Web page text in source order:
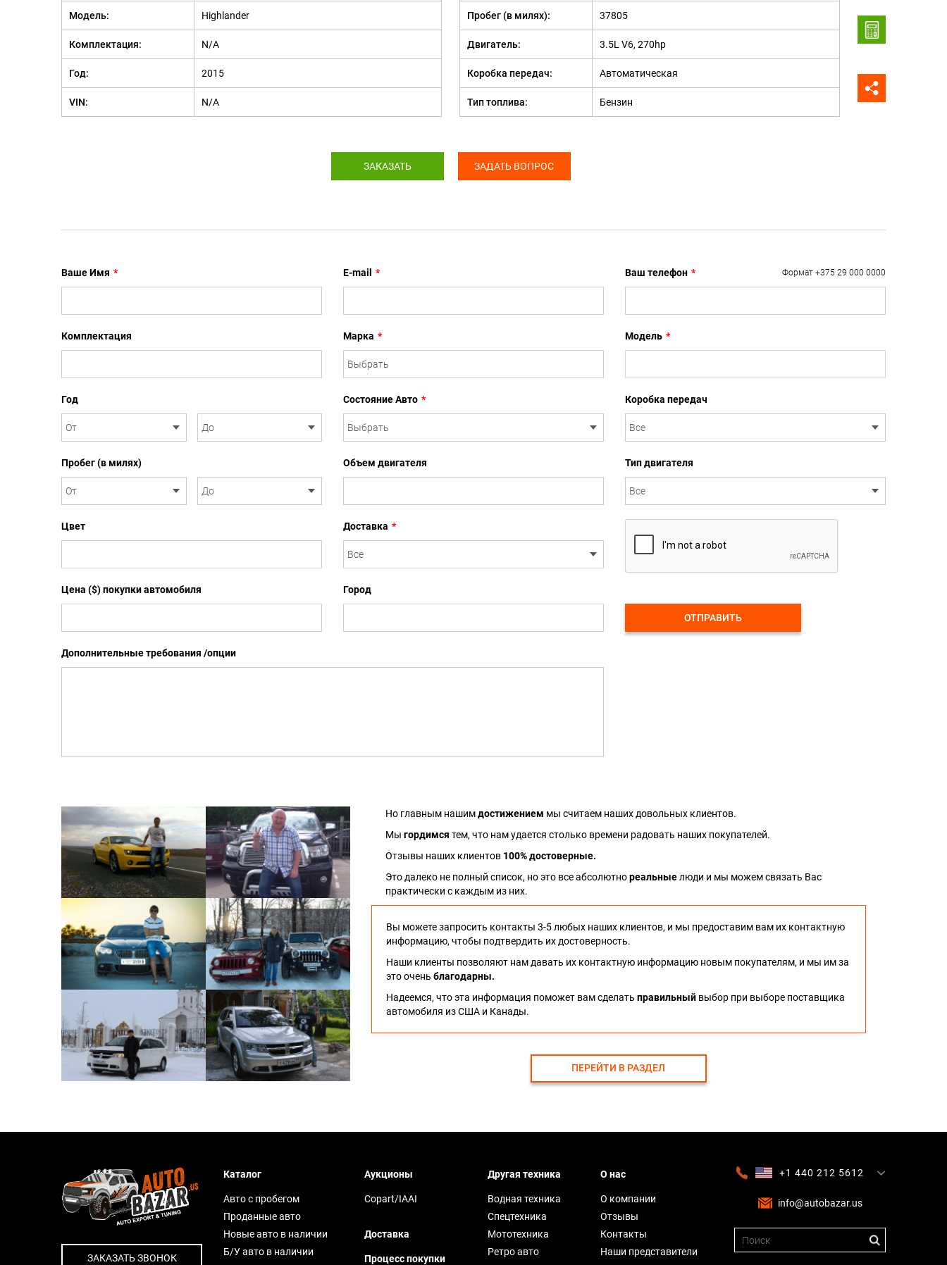
Модель: Highlander
Комплектация: N/A
Год: 2015
VIN: N/A
Пробег (в милях): 37805
Двигатель: 3.5L V6, 270hp
Коробка передач: Автоматическая
Тип топлива: Бензин
ЗАКАЗАТЬ ЗАДАТЬ ВОПРОС
Ваше Имя *
Комплектация
Год
Пробег (в милях)
Цвет
Цена ($) покупки автомобиля
Дополнительные требования /опции
E-mail *
Марка *
Состояние Авто *
Объем двигателя
Доставка *
Город
Ваш телефон * Формат +375 29 000 0000
Модель *
Коробка передач
Тип двигателя
ОТПРАВИТЬ
Но главным нашимдостижением мы считаем наших довольных клиентов.
Мы гордимся тем, что нам удается столько времени радовать наших покупателей.
Отзывы наших клиентов 100% достоверные.
Это далеко не полный список, но это все абсолютнореальныелюди и мы можем связать Вас
практически с каждым из них.
Вы можете запросить контакты 3-5 любых наших клиентов, и мы предоставим вам их контактную
информацию, чтобы подтвердить их достоверность.
Наши клиенты позволяют нам давать их контактную информацию новым покупателям, и мы им за
это очень благодарны.
Надеемся, что эта информация поможет вам сделать правильныйвыбор при выборе поставщика
автомобиля из США и Канады.
ПЕРЕЙТИ В РАЗДЕЛ
ЗАКАЗАТЬ ЗВОНОК
Каталог
Авто с пробегом
Проданные авто
Новые авто в наличии
Б/У авто в наличии
Аукционы
Copart/IAAI
Доставка
Процесс покупки
Другая техника
Водная техника
Спецтехника
Мототехника
Ретро авто
О нас
О компании
Отзывы
Контакты
Наши представители
+1 440 212 5612
info@autobazar.us